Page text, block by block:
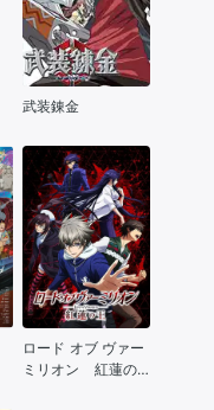
武装錬金
ロード オブ ヴァー
ミリオン 紅蓮の